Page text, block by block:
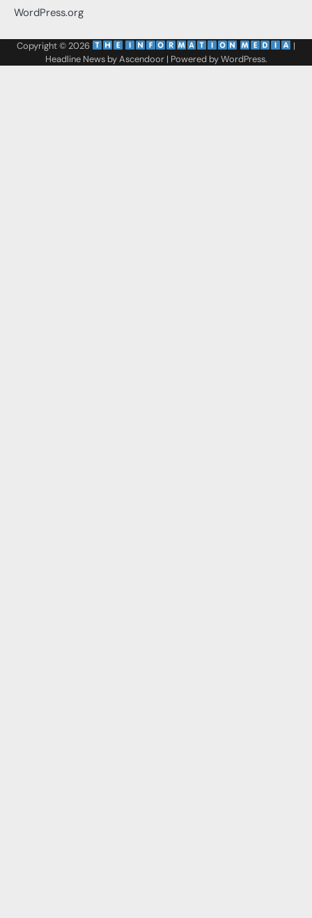
WordPress.org
Copyright © 2026
|
Headline News byAscendoor| Powered byWordPress.